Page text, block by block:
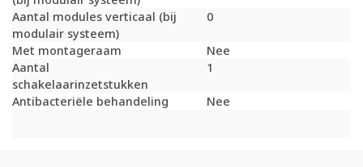
Aantal modules verticaal (bij
modulair systeem)
0
Met montageraam
Nee
Aantal
schakelaarinzetstukken
1
Antibacteriële behandeling Nee